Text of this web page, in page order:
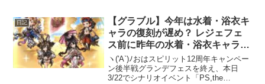
ちに余裕があれば狙っていきたいキャラ
ということになり...
日記
【グラブル】今年は水着・浴衣キ
ャラの復刻が遅め？ レジェフェ
ス前に昨年の水着・浴衣キャラは
来てくれるのだろうか
ヽ('A`)ﾉおはスピリット12周年キャンペー
ン後半戦グランデフェスを終え、本日
3/22でシナリオイベント「PS,the